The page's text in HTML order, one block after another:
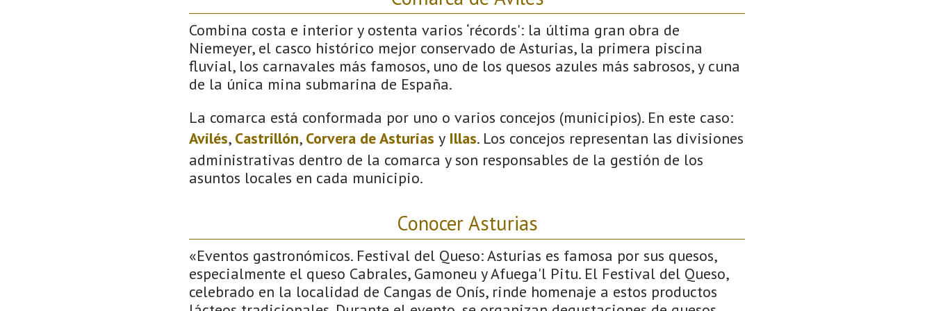
Combina costa e interior y ostenta varios ‘récords': la última gran obra de
Niemeyer, el casco histórico mejor conservado de Asturias, la primera piscina
fluvial, los carnavales más famosos, uno de los quesos azules más sabrosos, y cuna
de la única mina submarina de España.
La comarca está conformada por uno o varios concejos (municipios). En este caso:
Avilés, Castrillón, Corvera de Asturias y Illas. Los concejos representan las divisiones
administrativas dentro de la comarca y son responsables de la gestión de los
asuntos locales en cada municipio.
Conocer Asturias
«Eventos gastronómicos. Festival del Queso: Asturias es famosa por sus quesos,
especialmente el queso Cabrales, Gamoneu y Afuega'l Pitu. El Festival del Queso,
celebrado en la localidad de Cangas de Onís, rinde homenaje a estos productos